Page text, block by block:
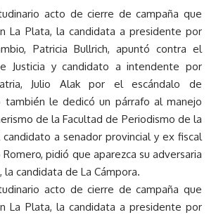
acto de cierre de campaña que
La Plata, la candidata a presidente por
Patricia Bullrich, apuntó contra el
Justicia y candidato a intendente por
Julio Alak por el escándalo de
también le dedicó un párrafo al manejo
de la Facultad de Periodismo de la
candidato a senador provincial y ex fiscal
pidió que aparezca su adversaria
la candidata de La Cámpora.
acto de cierre de campaña que
La Plata, la candidata a presidente por